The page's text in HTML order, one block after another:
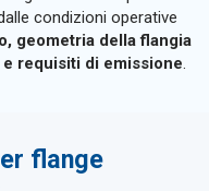
condizioni operative
geometria della flangia
requisiti di emissione.
flange